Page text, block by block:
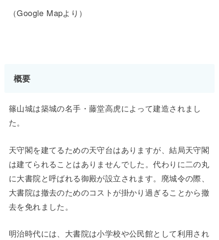
（Google Mapより）
概要
篠山城は築城の名手・藤堂高虎によって建造されまし
た。
天守閣を建てるための天守台はありますが、結局天守閣
は建てられることはありませんでした。代わりに二の丸
に大書院と呼ばれる御殿が設立されます。廃城令の際、
大書院は撤去のためのコストが掛かり過ぎることから撤
去を免れました。
明治時代には、大書院は小学校や公民館として利用され